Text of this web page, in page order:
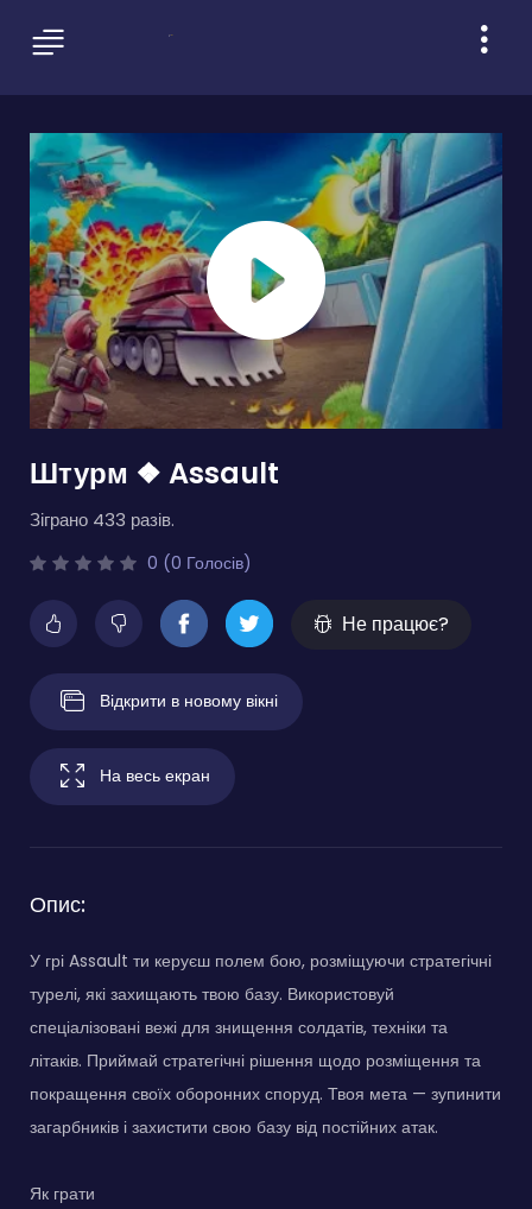
Штурм ❖ Assault
Зіграно 433 разів.
0 (0 Голосів)
Не працює?
Відкрити в новому вікні
На весь екран
Опис:
У грі Assault ти керуєш полем бою, розміщуючи стратегічні
турелі, які захищають твою базу. Використовуй
спеціалізовані вежі для знищення солдатів, техніки та
літаків. Приймай стратегічні рішення щодо розміщення та
покращення своїх оборонних споруд. Твоя мета — зупинити
загарбників і захистити свою базу від постійних атак.
Як грати